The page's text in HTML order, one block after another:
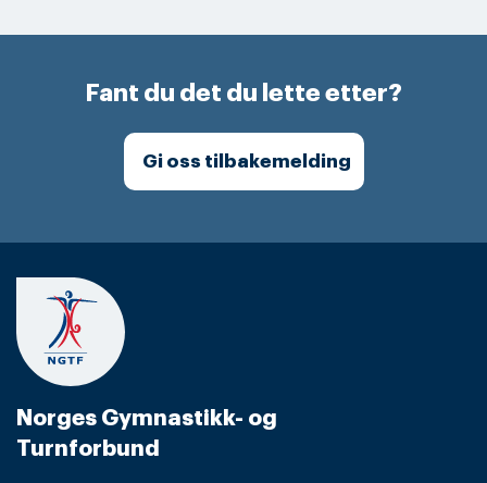
Fant du det du lette etter?
Gi oss tilbakemelding
Norges Gymnastikk- og
Turnforbund